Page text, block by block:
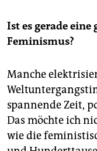
Ist es gerade
Feminismus?
Manche
spannende Zeit,
Das möchte ich
wie die